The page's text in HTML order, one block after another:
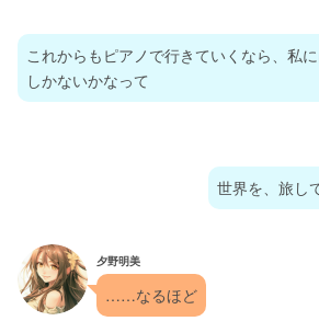
これからもピアノで行きていくなら、私
しかないかなって
世界を、旅し
夕野明美
……なるほど